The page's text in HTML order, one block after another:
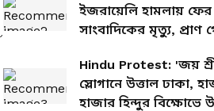
ইজরায়েলি হামলায় ফের
সাংবাদিকের মৃত্যু, প্রাণ
ক্যামেরাপারসনের
Hindu Protest: 'জয়
স্লোগানে উত্তাল ঢাকা,
হাজার হিন্দুর বিক্ষোভে